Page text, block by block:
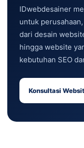
IDwebdesainer
untuk
dari desain
hingga website
kebutuhan SEO
Konsultasi